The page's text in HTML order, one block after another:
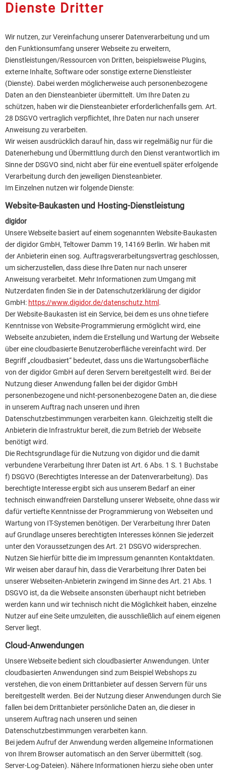
Dienste Dritter
Wir nutzen, zur Vereinfachung unserer Datenverarbeitung und um
den Funktionsumfang unserer Webseite zu erweitern,
Dienstleistungen/Ressourcen von Dritten, beispielsweise Plugins,
externe Inhalte, Software oder sonstige externe Dienstleister
(Dienste). Dabei werden möglicherweise auch personenbezogene
Daten an den Diensteanbieter übermittelt. Um Ihre Daten zu
schützen, haben wir die Diensteanbieter erforderlichenfalls gem. Art.
28 DSGVO vertraglich verpflichtet, Ihre Daten nur nach unserer
Anweisung zu verarbeiten.
Wir weisen ausdrücklich darauf hin, dass wir regelmäßig nur für die
Datenerhebung und Übermittlung durch den Dienst verantwortlich im
Sinne der DSGVO sind, nicht aber für eine eventuell später erfolgende
Verarbeitung durch den jeweiligen Diensteanbieter.
Im Einzelnen nutzen wir folgende Dienste:
Website-Baukasten und Hosting-Dienstleistung
digidor
Unsere Webseite basiert auf einem sogenannten Website-Baukasten
der digidor GmbH, Teltower Damm 19, 14169 Berlin. Wir haben mit
der Anbieterin einen sog. Auftragsverarbeitungsvertrag geschlossen,
um sicherzustellen, dass diese Ihre Daten nur nach unserer
Anweisung verarbeitet. Mehr Informationen zum Umgang mit
Nutzerdaten finden Sie in der Datenschutzerklärung der digidor
GmbH: https://www.digidor.de/datenschutz.html .
Der Website-Baukasten ist ein Service, bei dem es uns ohne tiefere
Kenntnisse von Website-Programmierung ermöglicht wird, eine
Webseite anzubieten, indem die Erstellung und Wartung der Webseite
über eine cloudbasierte Benutzeroberfläche vereinfacht wird. Der
Begriff „cloudbasiert“ bedeutet, dass uns die Wartungsoberfläche
von der digidor GmbH auf deren Servern bereitgestellt wird. Bei der
Nutzung dieser Anwendung fallen bei der digidor GmbH
personenbezogene und nicht-personenbezogene Daten an, die diese
in unserem Auftrag nach unseren und ihren
Datenschutzbestimmungen verarbeiten kann. Gleichzeitig stellt die
Anbieterin die Infrastruktur bereit, die zum Betrieb der Webseite
benötigt wird.
Die Rechtsgrundlage für die Nutzung von digidor und die damit
verbundene Verarbeitung Ihrer Daten ist Art. 6 Abs. 1 S. 1 Buchstabe
f) DSGVO (Berechtigtes Interesse an der Datenverarbeitung). Das
berechtigte Interesse ergibt sich aus unserem Bedarf an einer
technisch einwandfreien Darstellung unserer Webseite, ohne dass wir
dafür vertiefte Kenntnisse der Programmierung von Webseiten und
Wartung von IT-Systemen benötigen. Der Verarbeitung Ihrer Daten
auf Grundlage unseres berechtigten Interesses können Sie jederzeit
unter den Voraussetzungen des Art. 21 DSGVO widersprechen.
Nutzen Sie hierfür bitte die im Impressum genannten Kontaktdaten.
Wir weisen aber darauf hin, dass die Verarbeitung Ihrer Daten bei
unserer Webseiten-Anbieterin zwingend im Sinne des Art. 21 Abs. 1
DSGVO ist, da die Webseite ansonsten überhaupt nicht betrieben
werden kann und wir technisch nicht die Möglichkeit haben, einzelne
Nutzer auf eine Seite umzuleiten, die ausschließlich auf einem eigenen
Server liegt.
Cloud-Anwendungen
Unsere Webseite bedient sich cloudbasierter Anwendungen. Unter
cloudbasierten Anwendungen sind zum Beispiel Webshops zu
verstehen, die von einem Drittanbieter auf dessen Servern für uns
bereitgestellt werden. Bei der Nutzung dieser Anwendungen durch Sie
fallen bei dem Drittanbieter persönliche Daten an, die dieser in
unserem Auftrag nach unseren und seinen
Datenschutzbestimmungen verarbeiten kann.
Bei jedem Aufruf der Anwendung werden allgemeine Informationen
von Ihrem Browser automatisch an den Server übermittelt (sog.
Server-Log-Dateien). Nähere Informationen hierzu siehe oben unter